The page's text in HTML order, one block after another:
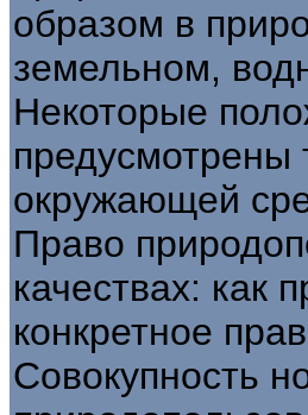
образом в
земельном,
Некоторые
окружающей
Право
качествах: как
конкретное
Совокупность